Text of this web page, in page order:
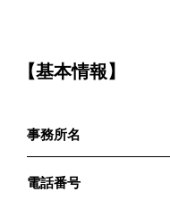
【基本情報】
事務所名
電話番号